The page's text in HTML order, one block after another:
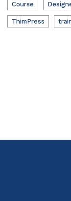
Course
ThimPress